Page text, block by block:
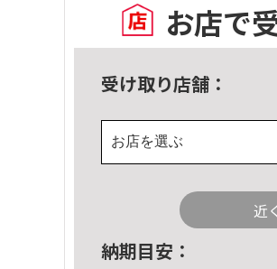
お店で
受け取り店舗：
お店を選ぶ
近
納期目安：